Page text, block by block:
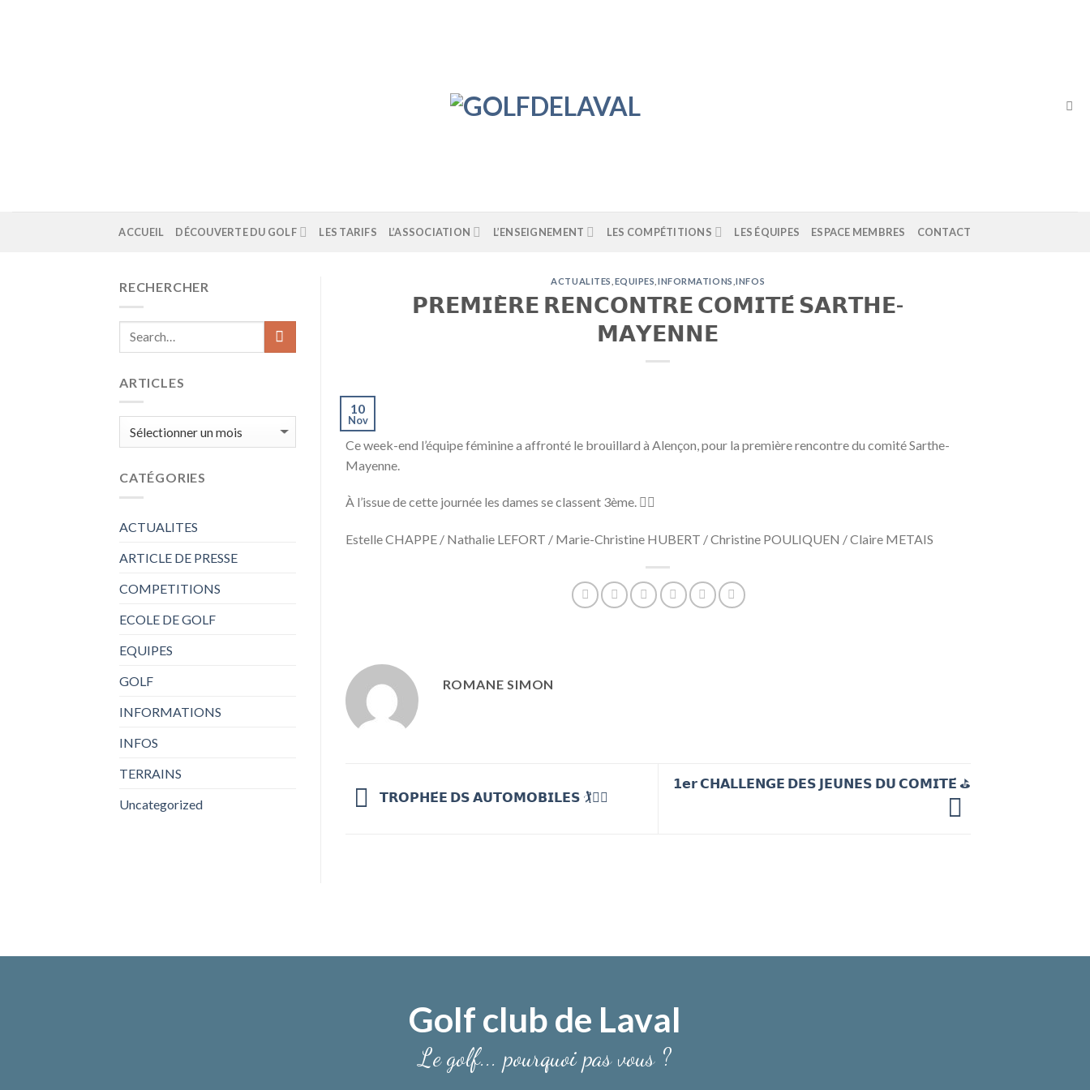
ACCUEIL DÉCOUVERTE DU GOLF LES TARIFS L’ASSOCIATION L’ENSEIGNEMENT LES COMPÉTITIONS LES ÉQUIPES ESPACE MEMBRES CONTACT
RECHERCHER
ARTICLES
CATÉGORIES
ACTUALITES
ARTICLE DE PRESSE
COMPETITIONS
ECOLE DE GOLF
EQUIPES
GOLF
INFORMATIONS
INFOS
TERRAINS
Uncategorized
ACTUALITES EQUIPES ,INFORMATIONS ,INFOS
𝗣𝗥𝗘𝗠𝗜𝗘̀𝗥𝗘 𝗥𝗘𝗡𝗖𝗢𝗡𝗧𝗥𝗘 𝗖𝗢𝗠𝗜𝗧𝗘́ 𝗦𝗔𝗥𝗧𝗛𝗘-
𝗠𝗔𝗬𝗘𝗡𝗡𝗘
10
Nov
Ce week-end l’équipe féminine a affronté le brouillard à Alençon, pour la première rencontre du comité Sarthe-
Mayenne.
À l’issue de cette journée les dames se classent 3ème. 🏌️‍♀️
Estelle CHAPPE / Nathalie LEFORT / Marie-Christine HUBERT / Christine POULIQUEN / Claire METAIS
ROMANE SIMON
𝗧𝗥𝗢𝗣𝗛𝗘́𝗘 𝗗𝗦 𝗔𝗨𝗧𝗢𝗠𝗢𝗕𝗜𝗟𝗘𝗦 🏌️🏌️‍♀️
𝟭𝗲𝗿 𝗖𝗛𝗔𝗟𝗟𝗘𝗡𝗚𝗘 𝗗𝗘𝗦 𝗝𝗘𝗨𝗡𝗘𝗦 𝗗𝗨 𝗖𝗢𝗠𝗜𝗧𝗘́ ⛳️
Golf club de Laval
Le golf... pourquoi pas vous ?